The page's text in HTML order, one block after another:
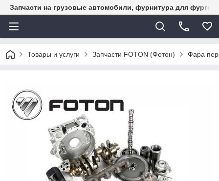
Запчасти на грузовые автомобили, фурнитура для
Товары и услуги Запчасти FOTON (Фотон) Фара